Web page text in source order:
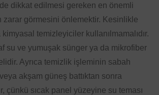
dikkat edilmesi gereken en önemli
zarar görmesini önlemektir. Kesinlikle
kimyasal temizleyiciler kullanılmamalıdır.
su ve yumuşak sünger ya da mikrofiber
Ayrıca temizlik işleminin sabah
akşam güneş battıktan sonra
çünkü sıcak panel yüzeyine su teması